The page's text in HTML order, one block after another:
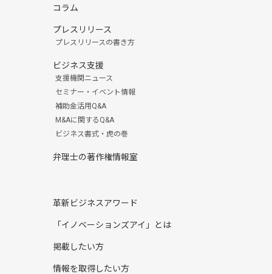
コラム
プレスリリース
プレスリリースの書き方
ビジネス支援
支援機関ニュース
セミナー・イベント情報
補助金活用Q&A
M&Aに関するQ&A
ビジネス書式・虎の巻
弁理士の著作権情報室
革新ビジネスアワード
「イノベーションズアイ」とは
掲載したい方
情報を取得したい方